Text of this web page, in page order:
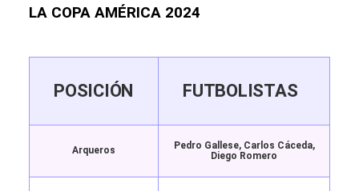
LA COPA AMÉRICA 2024
POSICIÓN FUTBOLISTAS
Arqueros
Pedro Gallese, Carlos Cáceda,
Diego Romero